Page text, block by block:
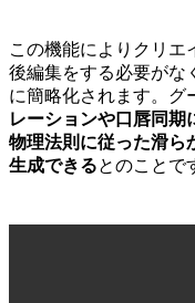
この機能によりクリエ
後編集をする必要がな
に簡略化されます。グ
レーションや口唇同期
物理法則に従った滑ら
生成できるとのことで